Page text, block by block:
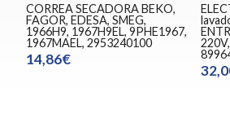
CORREA SECADORA BEKO,
FAGOR, EDESA, SMEG,
1966H9, 1967H9EL, 9PHE1967,
1967MAEL, 2953240100
14,86€